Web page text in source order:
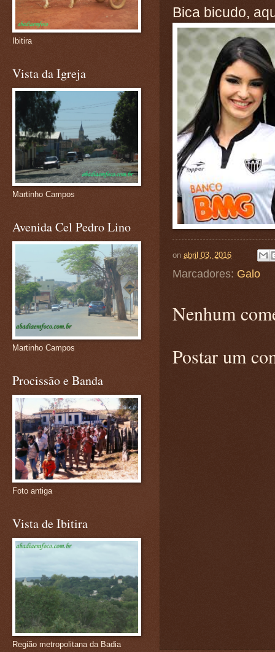
Bica bicudo,
on abril 03, 2016
Marcadores: Galo
Nenhum
Postar um
Ibitira
Vista da Igreja
Martinho Campos
Avenida Cel Pedro Lino
Martinho Campos
Procissão e Banda
Foto antiga
Vista de Ibitira
Região metropolitana da Badia